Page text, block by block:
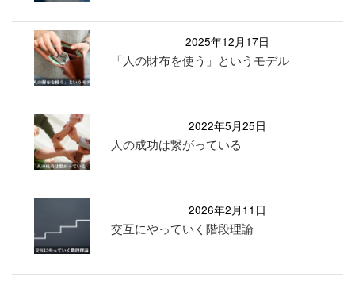
2025年12月17日
「人の財布を使う」というモデル
2022年5月25日
人の成功は繋がっている
2026年2月11日
交互にやっていく階段理論